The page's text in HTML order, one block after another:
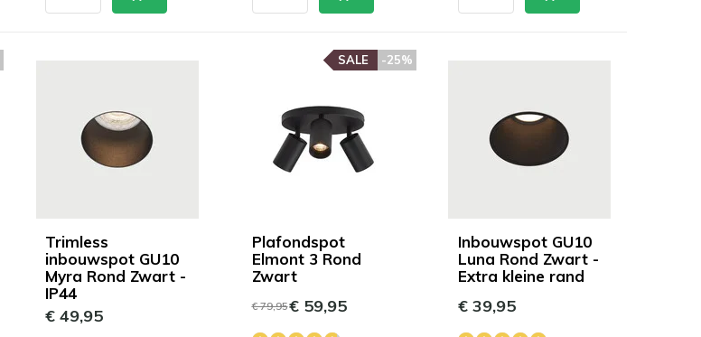
Trimless
inbouwspot GU10
Myra Rond Zwart -
IP44
€ 49,95
Plafondspot
Elmont 3 Rond
Zwart
-25%
SALE
€ 79,95€ 59,95
Inbouwspot GU10
Luna Rond Zwart -
Extra kleine rand
€ 39,95